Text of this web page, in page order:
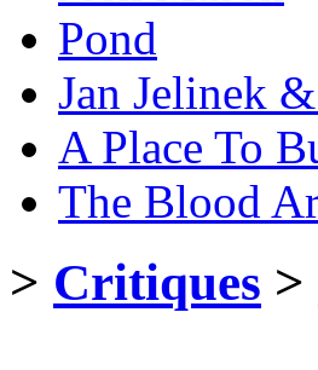
Pond
Jan Jelinek
A Place To
The Blood
> Critiques >